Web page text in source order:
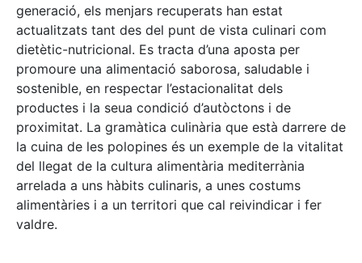
generació, els menjars recuperats han estat
actualitzats tant des del punt de vista culinari com
dietètic-nutricional. Es tracta d’una aposta per
promoure una alimentació saborosa, saludable i
sostenible, en respectar l’estacionalitat dels
productes i la seua condició d’autòctons i de
proximitat. La gramàtica culinària que està darrere de
la cuina de les polopines és un exemple de la vitalitat
del llegat de la cultura alimentària mediterrània
arrelada a uns hàbits culinaris, a unes costums
alimentàries i a un territori que cal reivindicar i fer
valdre.